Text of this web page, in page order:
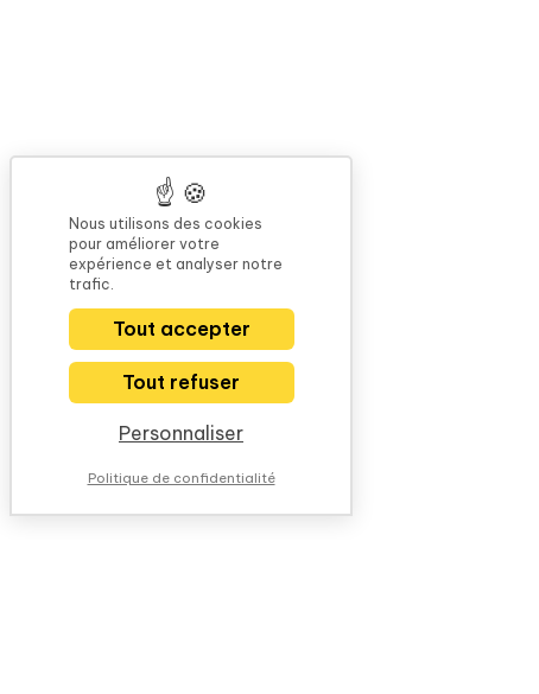
Nous utilisons des cookies
pour améliorer votre
expérience et analyser notre
trafic.
Tout accepter
Tout refuser
Personnaliser
Politique de confidentialité